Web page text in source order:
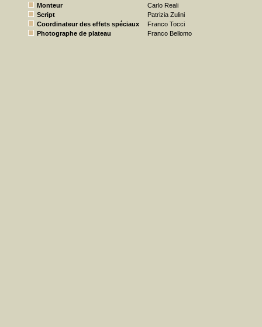
Monteur
Carlo Reali
Script
Patrizia Zulini
Coordinateur des effets spéciaux
Franco Tocci
Photographe de plateau
Franco Bellomo